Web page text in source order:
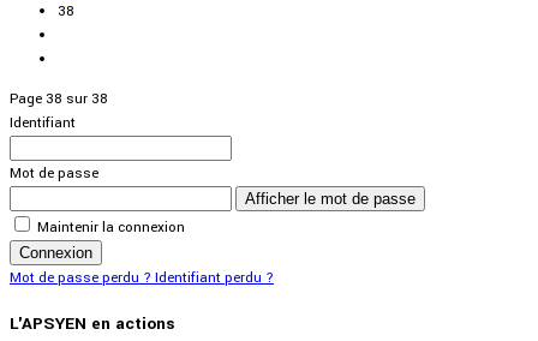
38
Page 38 sur 38
Identifiant
Mot de passe
Afficher le mot de passe
Maintenir la connexion
Connexion
Mot de passe perdu ?Identifiant perdu ?
L'APSYEN en actions